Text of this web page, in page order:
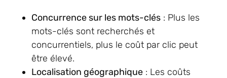
Concurrence sur les mots-clés : Plus les
mots-clés sont recherchés et
concurrentiels, plus le coût par clic peut
être élevé.
Localisation géographique : Les coûts